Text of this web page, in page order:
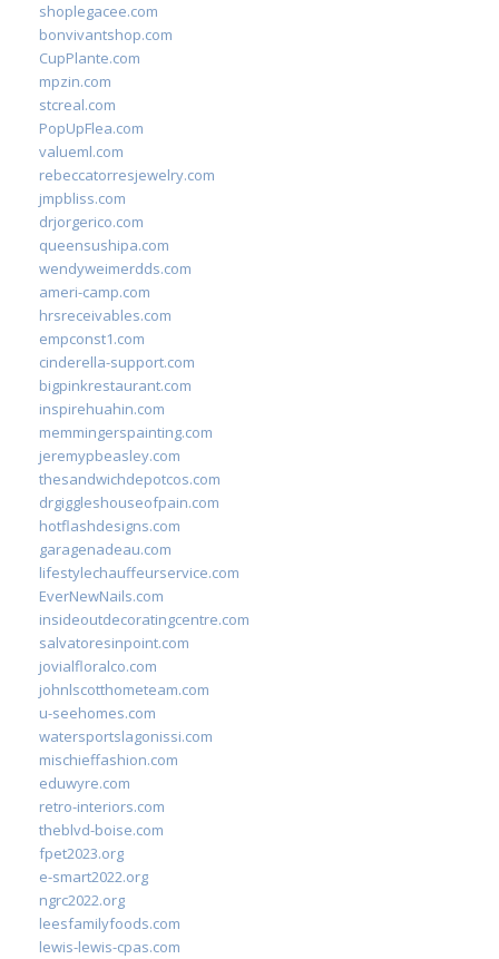
shoplegacee.com
bonvivantshop.com
CupPlante.com
mpzin.com
stcreal.com
PopUpFlea.com
valueml.com
rebeccatorresjewelry.com
jmpbliss.com
drjorgerico.com
queensushipa.com
wendyweimerdds.com
ameri-camp.com
hrsreceivables.com
empconst1.com
cinderella-support.com
bigpinkrestaurant.com
inspirehuahin.com
memmingerspainting.com
jeremypbeasley.com
thesandwichdepotcos.com
drgiggleshouseofpain.com
hotflashdesigns.com
garagenadeau.com
lifestylechauffeurservice.com
EverNewNails.com
insideoutdecoratingcentre.com
salvatoresinpoint.com
jovialfloralco.com
johnlscotthometeam.com
u-seehomes.com
watersportslagonissi.com
mischieffashion.com
eduwyre.com
retro-interiors.com
theblvd-boise.com
fpet2023.org
e-smart2022.org
ngrc2022.org
leesfamilyfoods.com
lewis-lewis-cpas.com